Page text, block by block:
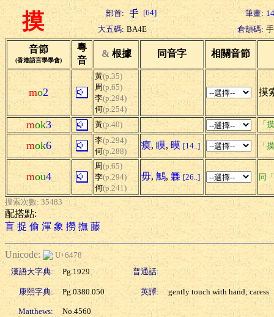
摸 部首: [64] 筆畫: 14
大五碼: BA4E 倉頡碼:
音節
(香港語言學學會)
粵
音
& 根據 同音字 相關音節
mo2
黃(p.35)
周(p.65)
李(p.294)
何(p.254)
摸
mok3 黃(p.40) 「
mok6 李(p.294)
何(p.288)
瘼, 瞙, 暯 [14..] 「
mou4
周(p.65)
李(p.294)
何(p.241)
毋, 鷡, 橆 [26..] 同
搜索次數: 35483
配搭點:
盲 捉 偷 渾 象 撈 撫 藤
Unicode:
U+6478
漢語大字典:
Pg.1929 普通話:
康熙字典: Pg.0380.050 英譯: gently touch with hand; caress
Matthews: No.4560